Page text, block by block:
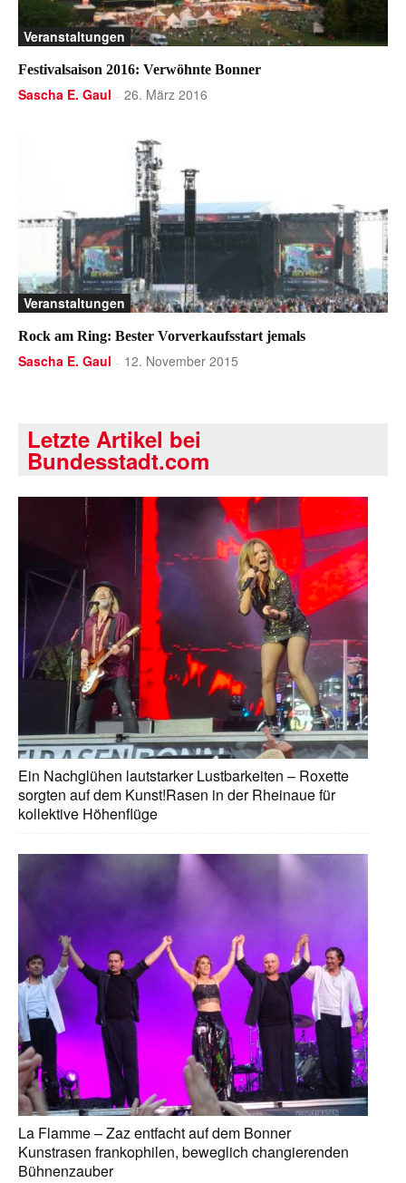
Veranstaltungen
Festivalsaison 2016: Verwöhnte Bonner
Sascha E. Gaul - 26. März 2016
Veranstaltungen
Rock am Ring: ​Bester Vorverkaufsstart jemals
Sascha E. Gaul - 12. November 2015
Letzte Artikel bei
Bundesstadt.com
Ein Nachglühen lautstarker Lustbarkeiten – Roxette
sorgten auf dem Kunst!Rasen in der Rheinaue für
kollektive Höhenflüge
La Flamme – Zaz entfacht auf dem Bonner
Kunstrasen frankophilen, beweglich changierenden
Bühnenzauber